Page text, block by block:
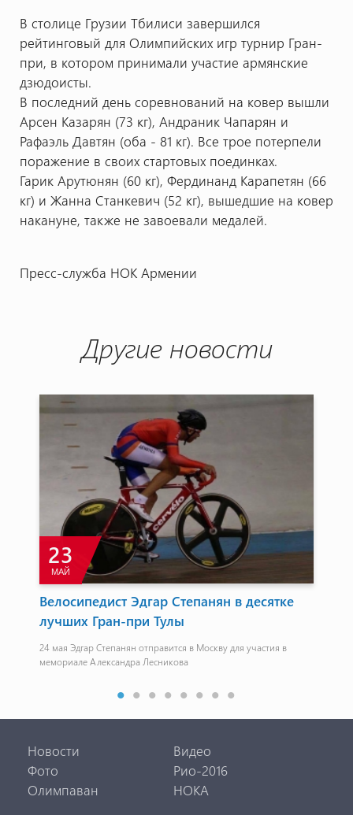
В столице Грузии Тбилиси завершился
рейтинговый для Олимпийских игр турнир Гран-
при, в котором принимали участие армянские
дзюдоисты.
В последний день соревнований на ковер вышли
Арсен Казарян (73 кг), Андраник Чапарян и
Рафаэль Давтян (оба - 81 кг). Все трое потерпели
поражение в своих стартовых поединках.
Гарик Арутюнян (60 кг), Фердинанд Карапетян (66
кг) и Жанна Станкевич (52 кг), вышедшие на ковер
накануне, также не завоевали медалей.
Пресс-служба НОК Армении
Другие новости
23
МАЙ
Велосипедист Эдгар Степанян в десятке
лучших Гран-при Тулы
24 мая Эдгар Степанян отправится в Москву для участия в
мемориале Александра Лесникова
Новости
Видео
Фото
Рио-2016
Олимпаван
НОКА